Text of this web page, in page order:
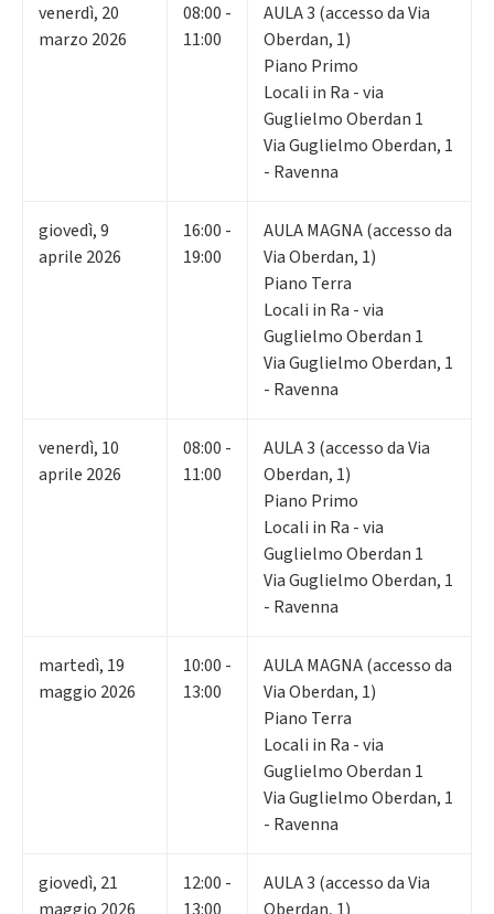
venerdì, 20
marzo 2026
08:00 -
11:00
AULA 3 (accesso da Via
Oberdan, 1)
Piano Primo
Locali in Ra - via
Guglielmo Oberdan 1
Via Guglielmo Oberdan, 1
- Ravenna
giovedì,9
aprile 2026
16:00 -
19:00
AULA MAGNA (accesso da
Via Oberdan, 1)
Piano Terra
Locali in Ra - via
Guglielmo Oberdan 1
Via Guglielmo Oberdan, 1
- Ravenna
venerdì, 10
aprile 2026
08:00 -
11:00
AULA 3 (accesso da Via
Oberdan, 1)
Piano Primo
Locali in Ra - via
Guglielmo Oberdan 1
Via Guglielmo Oberdan, 1
- Ravenna
martedì, 19
maggio 2026
10:00 -
13:00
AULA MAGNA (accesso da
Via Oberdan, 1)
Piano Terra
Locali in Ra - via
Guglielmo Oberdan 1
Via Guglielmo Oberdan, 1
- Ravenna
giovedì, 21
12:00 -
AULA 3 (accesso da Via